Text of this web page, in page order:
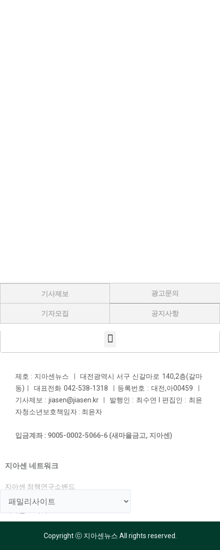
기사제보 광고문의
기자모집 공지사항
제호 : 지아센뉴스 ㅣ 대전광역시 서구 신갈마로 140,2층(갈마
동)ㅣ 대표전화 042-538-1318 ㅣ등록번호 : 대전,아00459 ㅣ
기사제보 : jiasen@jiasen.kr ㅣ 발행인 : 최수연 l 편집인 : 최윤
자청소년보호책임자 : 최윤자
입금계좌 : 9005-0002-5066-6 (새마을금고, 지아센)
지아센 네트워크
지아센 정책연구소밴드
지아센 해외아동지원국
Copyright ⓒ 지아센뉴스 All rights reserved.